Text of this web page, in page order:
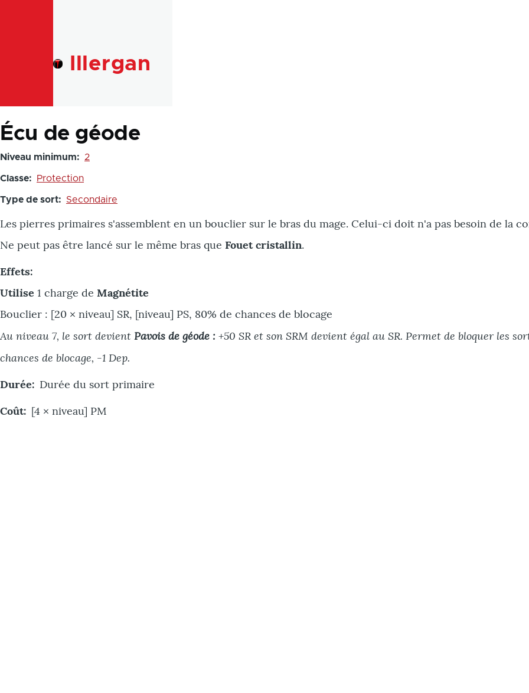
Illergan
Écu de géode
Niveau minimum 2
Classe Protection
Type de sort Secondaire
Les pierres primaires s'assemblent en un bouclier sur le bras du mage. Celui-ci doit n'a pas besoin de la
Ne peut pas être lancé sur le même bras que Fouet cristallin.
Effets
Utilise 1 charge de Magnétite
Bouclier : [20 × niveau] SR, [niveau] PS, 80% de chances de blocage
Au niveau 7, le sort devient Pavois de géode : +50 SR et son SRM devient égal au SR. Permet de bloquer les
chances de blocage, -1 Dep.
Durée
Durée du sort primaire
Coût
[4 × niveau] PM